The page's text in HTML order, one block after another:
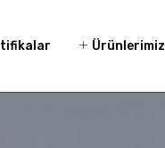
Ürünlerimiz